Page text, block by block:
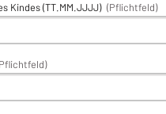
Kindes (TT.MM.JJJJ) (Pflichtfeld)